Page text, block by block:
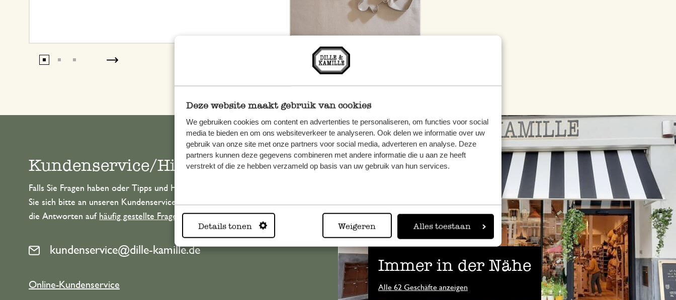
Deze website maakt gebruik van cookies
We gebruiken cookies om content en advertenties te personaliseren, om functies voor social
media te bieden en om ons websiteverkeer te analyseren. Ook delen we informatie over uw
gebruik van onze site met onze partners voor social media, adverteren en analyse. Deze
partners kunnen deze gegevens combineren met andere informatie die u aan ze heeft
verstrekt of die ze hebben verzameld op basis van uw gebruik van hun services.
Details tonen Weigeren Alles toestaan
Immer in der Nähe
Alle 62 Geschäfte anzeigen
Kundenservice/Hilfe
Falls Sie Fragen haben oder Tipps und Hilfe brauchen, wenden
Sie sich bitte an unseren Kundenservice. Oder lesen Sie hier
die Antworten auf häufig gestellte Fragen .
kundenservice@dille-kamille.de
Online-Kundenservice